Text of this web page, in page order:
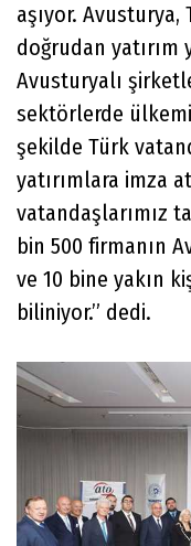
aşıyor.
doğrudan yatırım
Avusturyalı
sektörlerde
şekilde Türk
yatırımlara imza
vatandaşlarımız
bin 500 firmanın
ve 10 bine yakın
biliniyor.” dedi.